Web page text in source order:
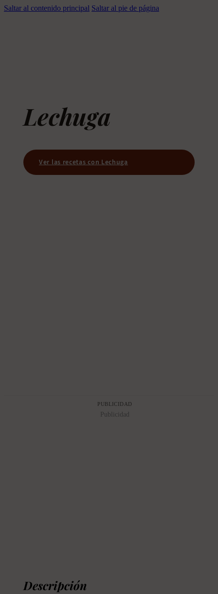
Saltar al contenido principal Saltar al pie de página
Lechuga
Ver las recetas con Lechuga
PUBLICIDAD
Publicidad
Descripción